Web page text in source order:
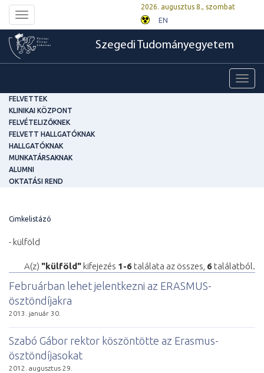
Toggle
navigation
2026. augusztus 8., szombat
EN
Szegedi Tudományegyetem
FELVETTEK
KLINIKAI KÖZPONT
FELVÉTELIZŐKNEK
FELVETT HALLGATÓKNAK
HALLGATÓKNAK
MUNKATÁRSAKNAK
ALUMNI
OKTATÁSI REND
Cimkelistázó
- külföld
A(z) "külföld" kifejezés 1-6 találata az összes, 6 találatból.
Februárban lehet jelentkezni az ERASMUS-
ösztöndíjakra
2013. január 30.
Szabó Gábor rektor köszöntötte az Erasmus-
ösztöndíjasokat
2012. augusztus 29.